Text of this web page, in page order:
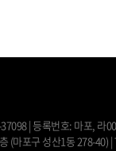
| 등록번호: 마포, 라
(마포구 성산1동 278-40)